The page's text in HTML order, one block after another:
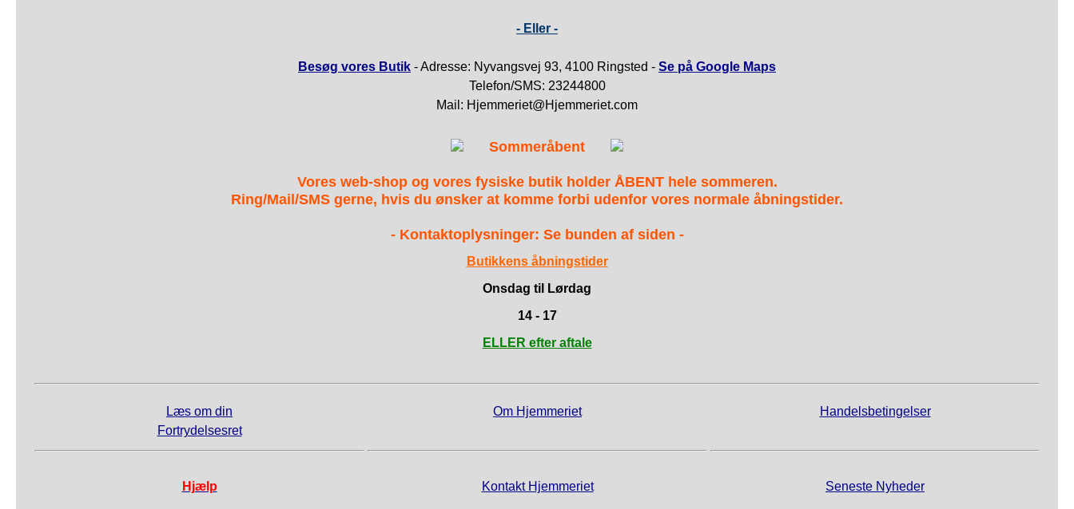
- Eller -
Besøg vores Butik - Adresse: Nyvangsvej 93, 4100 Ringsted - Se på Google Maps
Telefon/SMS: 23244800
Mail: Hjemmeriet@Hjemmeriet.com
Sommeråbent
Vores web-shop og vores fysiske butik holder ÅBENT hele sommeren.
Ring/Mail/SMS gerne, hvis du ønsker at komme forbi udenfor vores normale åbningstider.
- Kontaktoplysninger: Se bunden af siden -
Butikkens åbningstider
Onsdag til Lørdag
14 - 17
ELLER efter aftale
Læs om din
Fortrydelsesret
Om Hjemmeriet Handelsbetingelser
Hjælp Kontakt Hjemmeriet Seneste Nyheder